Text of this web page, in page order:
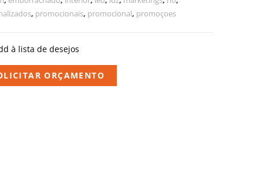
, promocionais, promocional, promoçoes
à lista de desejos
ORÇAMENTO